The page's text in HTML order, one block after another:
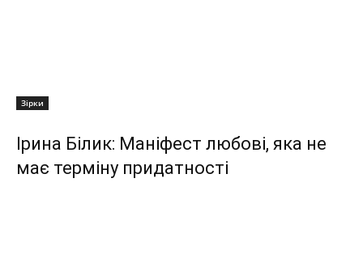
Зірки
Ірина Білик: Маніфест любові, яка не
має терміну придатності